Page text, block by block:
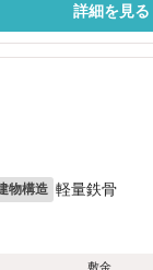
詳細を見る
物構造 軽量鉄骨
敷金